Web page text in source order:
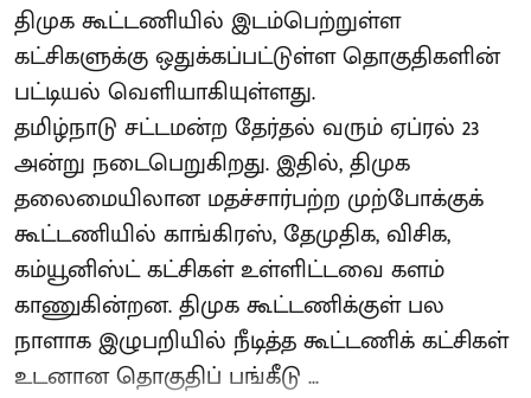
திமுக கூட்டணியில் இடம்பெற்றுள்ள
கட்சிகளுக்கு ஒதுக்கப்பட்டுள்ள தொகுதிகளின்
பட்டியல் வெளியாகியுள்ளது.
தமிழ்நாடு சட்டமன்ற தேர்தல் வரும் ஏப்ரல் 23
அன்று நடைபெறுகிறது. இதில், திமுக
தலைமையிலான மதச்சார்பற்ற முற்போக்குக்
கூட்டணியில் காங்கிரஸ், தேமுதிக, விசிக,
கம்யூனிஸ்ட் கட்சிகள் உள்ளிட்டவை களம்
காணுகின்றன. திமுக கூட்டணிக்குள் பல
நாளாக இழுபறியில் நீடித்த கூட்டணிக் கட்சிகள்
உடனான தொகுதிப் பங்கீடு ...